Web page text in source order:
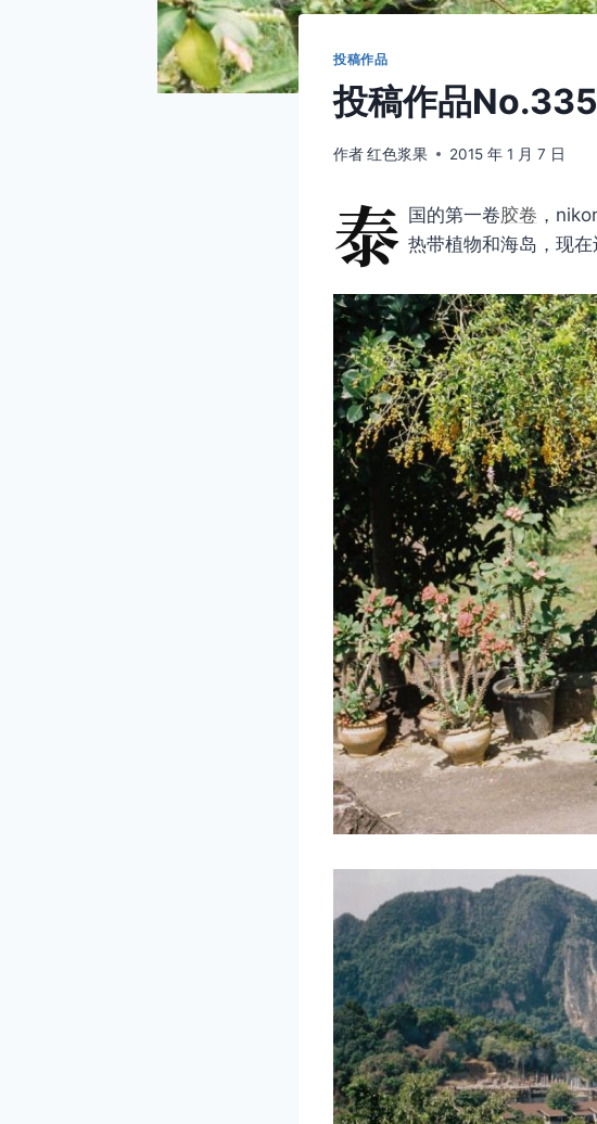
投稿作品
投稿作品
作者红色浆果 2015 年 1 月 7 日
泰 国的第一卷胶卷 ，
热带植物和海岛，现在